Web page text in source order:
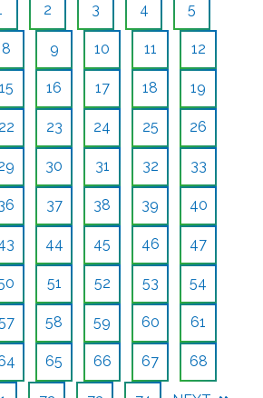
2 3 4 5
8 9 10 11 12
15 16 17 18 19
22 23 24 25 26
30 31 32 33
37 38 39 40
44 45 46 47
51 52 53 54
58 59 60 61
65 66 67 68